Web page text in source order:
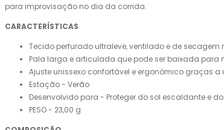
para improvisação no dia da corrida.
CARACTERÍSTICAS
Tecido perfurado ultraleve, ventilado e de
Pala larga e articulada que pode ser baixada
Ajuste unissexo confortável e ergonómico graças
Estação - Verão
Desenvolvido para - Proteger do sol escaldante e
PESO - 23,00 g